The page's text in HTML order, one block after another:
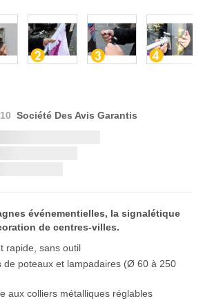
10 Société Des Avis Garantis
événementielles, la signalétique
de centres-villes.
rapide, sans outil
de poteaux et lampadaires (Ø 60 à 250
aux colliers métalliques réglables